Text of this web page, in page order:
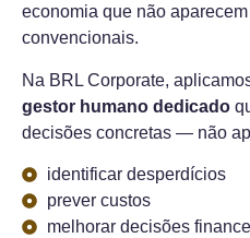
economia que não
convencionais.
Na BRL Corporate,
gestor humano dedicado
decisões concretas — não
identificar desperdícios
prever custos
melhorar decisões